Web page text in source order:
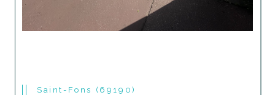
Saint-Fons (69190)